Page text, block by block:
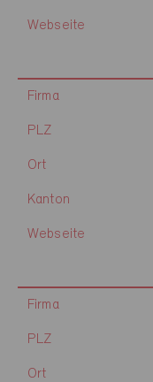
Webseite
Firma
PLZ
Ort
Kanton
Webseite
Firma
PLZ
Ort